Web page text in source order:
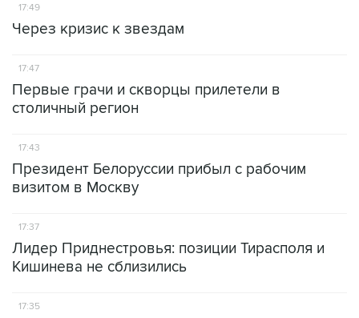
17:49
Через кризис к звездам
17:47
Первые грачи и скворцы прилетели в
столичный регион
17:43
Президент Белоруссии прибыл с рабочим
визитом в Москву
17:37
Лидер Приднестровья: позиции Тирасполя и
Кишинева не сблизились
17:35